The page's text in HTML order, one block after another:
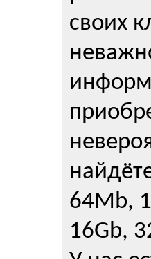
своих
64Mb,
16Gb,